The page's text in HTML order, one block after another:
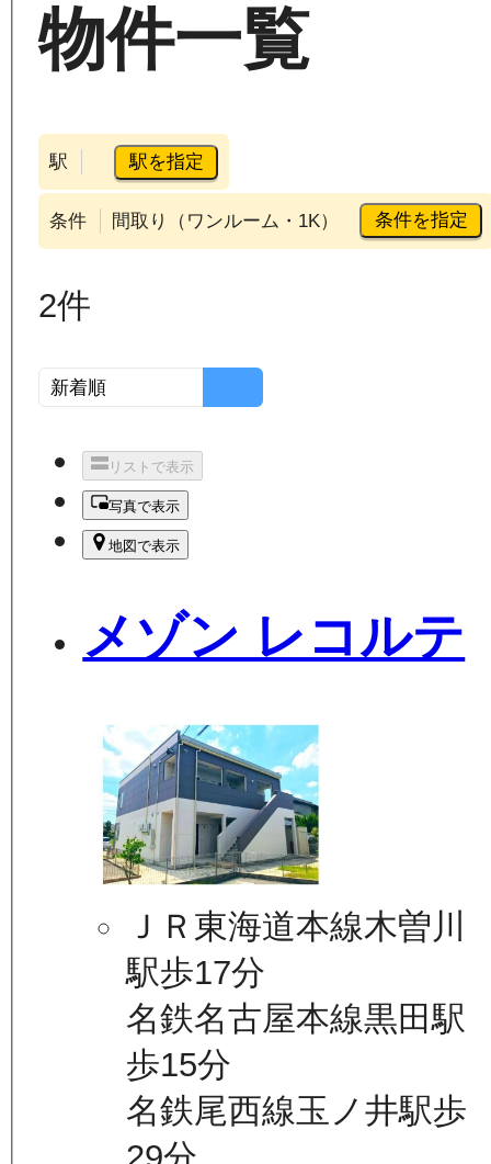
物件一覧
駅 駅を指定
条件 間取り（ワンルーム・1K） 条件を指定
2件
リストで表示
写真で表示
地図で表示
メゾン レコルテ
ＪＲ東海道本線木曽川
駅歩17分
名鉄名古屋本線黒田駅
歩15分
名鉄尾西線玉ノ井駅歩